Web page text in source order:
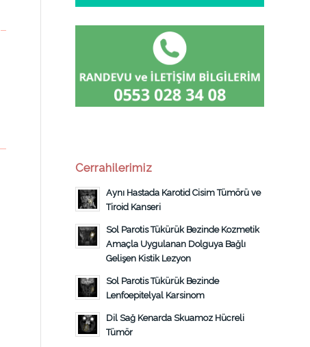
Cerrahilerimiz
Aynı Hastada Karotid Cisim Tümörü ve
Tiroid Kanseri
Sol Parotis Tükürük Bezinde Kozmetik
Amaçla Uygulanan Dolguya Bağlı
Gelişen Kistik Lezyon
Sol Parotis Tükürük Bezinde
Lenfoepitelyal Karsinom
Dil Sağ Kenarda Skuamoz Hücreli
Tümör